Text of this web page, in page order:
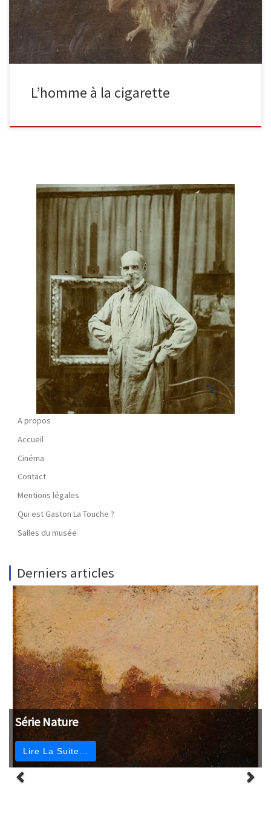
L’homme à la cigarette
A propos
Accueil
Cinéma
Contact
Mentions légales
Qui est Gaston La Touche ?
Salles du musée
Derniers articles
Série Nature
Lire La Suite…